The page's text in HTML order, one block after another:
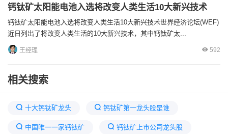
钙钛矿太阳能电池入选将改变人类生活10大新兴技术
钙钛矿太阳能电池入选将改变人类生活10大新兴技术世界经济论坛(WEF)
近日列出了将改变人类生活的10大新兴技术，其中钙钛矿太...
王经理 592
相关搜索
十大钙钛矿龙头 钙钛矿第一龙头股是谁
中国唯一一家钙钛矿 钙钛矿上市公司龙头股